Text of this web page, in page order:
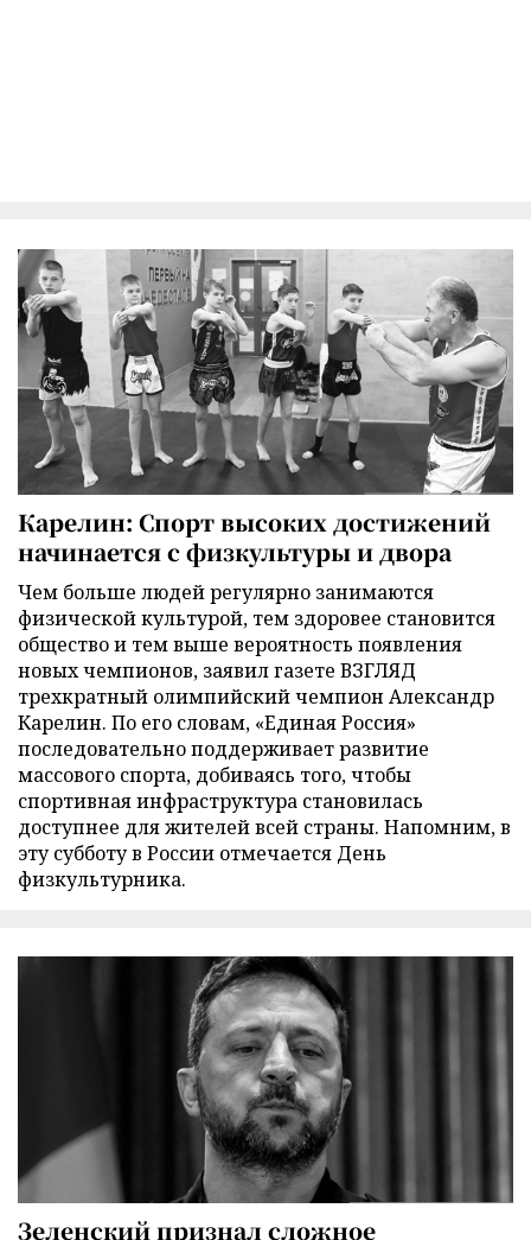
Карелин: Спорт высоких достижений
начинается с физкультуры и двора
Чем больше людей регулярно занимаются
физической культурой, тем здоровее становится
общество и тем выше вероятность появления
новых чемпионов, заявил газете ВЗГЛЯД
трехкратный олимпийский чемпион Александр
Карелин. По его словам, «Единая Россия»
последовательно поддерживает развитие
массового спорта, добиваясь того, чтобы
спортивная инфраструктура становилась
доступнее для жителей всей страны. Напомним, в
эту субботу в России отмечается День
физкультурника.
Зеленский признал сложное